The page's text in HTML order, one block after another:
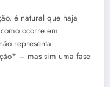
é natural que haja
ocorre em
representa
– mas sim uma fase